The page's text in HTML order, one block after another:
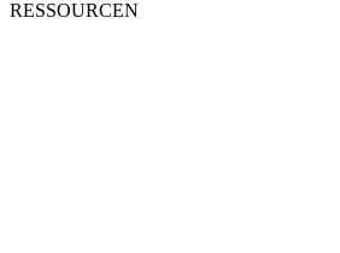
RESSOURCEN